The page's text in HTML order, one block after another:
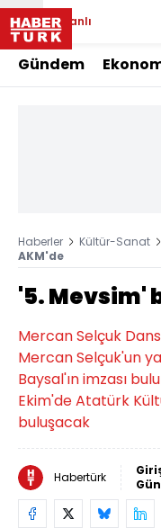
Canlı
Gündem
Haberler Kültür-Sanat
AKM'de
'5. Mevsim'
Mercan Selçuk
Mercan Selçuk'un
Baysal'ın imzası
Ekim'de Atatürk
buluşacak
Habertürk